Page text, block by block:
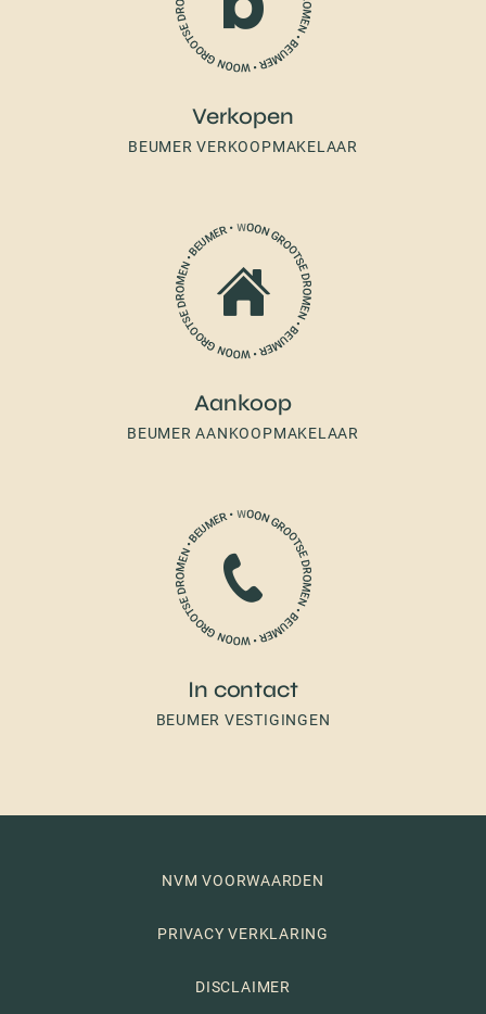
Verkopen
BEUMER VERKOOPMAKELAAR
Aankoop
BEUMER AANKOOPMAKELAAR
In contact
BEUMER VESTIGINGEN
NVM VOORWAARDEN
PRIVACY VERKLARING
DISCLAIMER